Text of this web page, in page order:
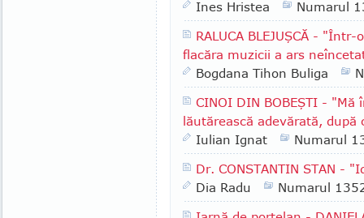
Ines Hristea
Numarul
RALUCA BLEJUŞCĂ -
flacăra muzicii a ars
Bogdana Tihon Buliga
CINOI DIN BOBEŞTI -
lăutărească adevărată,
Iulian Ignat
Numarul
Dr. CONSTANTIN STAN -
Dia Radu
Numarul